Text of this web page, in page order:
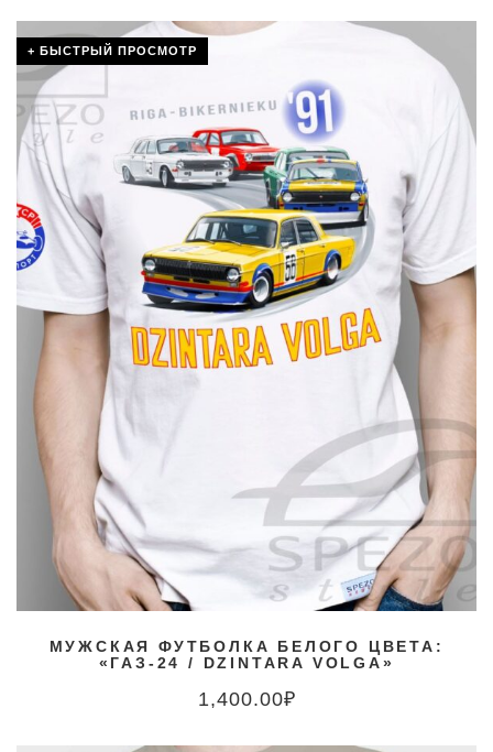
+ БЫСТРЫЙ ПРОСМОТР
МУЖСКАЯ ФУТБОЛКА БЕЛОГО ЦВЕТА:
«ГАЗ-24 / DZINTARA VOLGA»
1,400.00₽